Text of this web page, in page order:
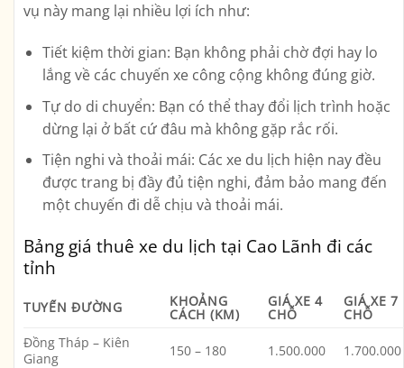
vụ này mang lại nhiều lợi ích như:
Tiết kiệm thời gian: Bạn không phải chờ đợi hay lo
lắng về các chuyến xe công cộng không đúng giờ.
Tự do di chuyển: Bạn có thể thay đổi lịch trình hoặc
dừng lại ở bất cứ đâu mà không gặp rắc rối.
Tiện nghi và thoải mái: Các xe du lịch hiện nay đều
được trang bị đầy đủ tiện nghi, đảm bảo mang đến
một chuyến đi dễ chịu và thoải mái.
Bảng giá thuê xe du lịch tại Cao Lãnh đi các
tỉnh
TUYẾN ĐƯỜNG KHOẢNG
CÁCH (KM)
GIÁ XE 4
CHỖ
GIÁ XE 7
CHỖ
Đồng Tháp – Kiên
Giang
150 – 180 1.500.000 1.700.000